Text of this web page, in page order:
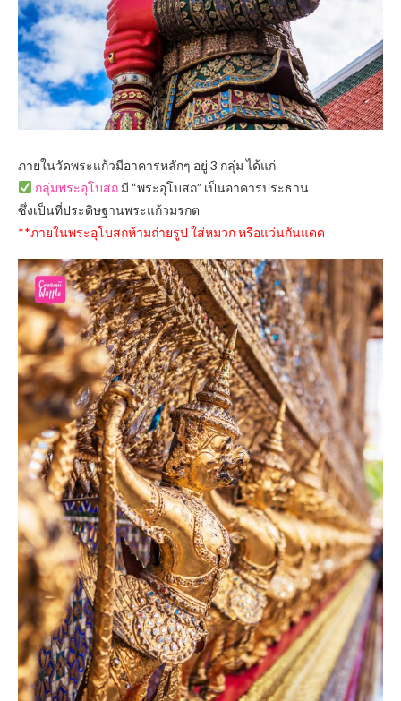
ภายในวัดพระแก้วมีอาคารหลักๆ อยู่ 3 กลุ่ม ได้แก่
กลุ่มพระอุโบสถมี “พระอุโบสถ” เป็นอาคารประธาน
ซึ่งเป็นที่ประดิษฐานพระแก้วมรกต
**ภายในพระอุโบสถห้ามถ่ายรูป ใส่หมวก หรือแว่นกันแดด